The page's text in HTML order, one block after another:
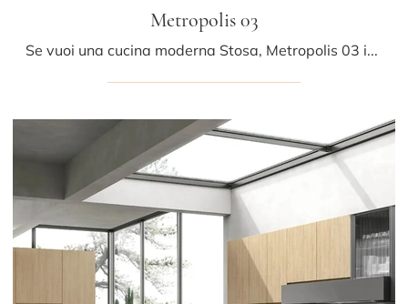
Metropolis 03
Se vuoi una cucina moderna Stosa, Metropolis 03 in legno ti attende nel nostro negozio di Cucine Moderne con penisola.